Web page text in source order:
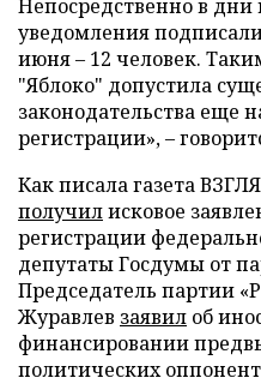
Непосредственно в дни
уведомления
июня – 12 человек.
"Яблоко" допустила
законодательства еще
регистрации», –
Как писала газета
получилисковое
регистрации
депутаты Госдумы от
Председатель партии
Журавлев заявил об
финансировании
политических